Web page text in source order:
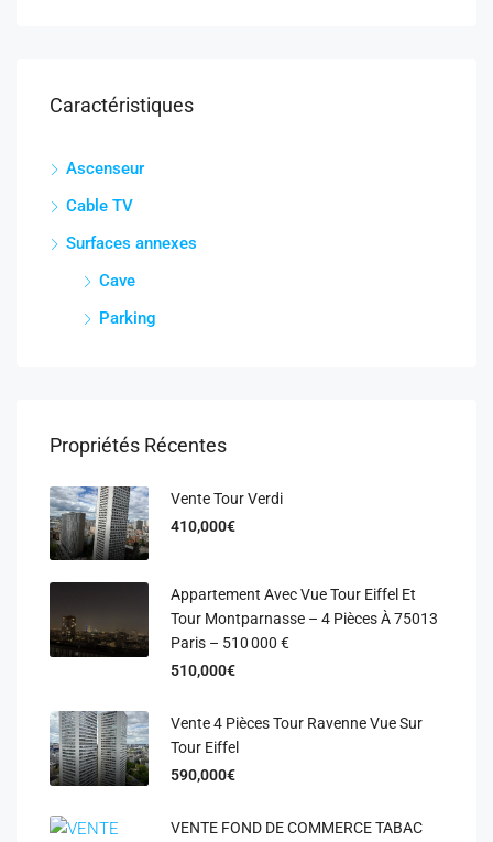
Caractéristiques
Ascenseur
Cable TV
Surfaces annexes
Cave
Parking
Propriétés Récentes
Vente Tour Verdi
410,000€
Appartement Avec Vue Tour Eiffel Et
Tour Montparnasse – 4 Pièces À 75013
Paris – 510 000 €
510,000€
Vente 4 Pièces Tour Ravenne Vue Sur
Tour Eiffel
590,000€
VENTE FOND DE COMMERCE TABAC